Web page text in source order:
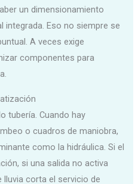
un dimensionamiento
integrada. Eso no siempre se
A veces exige
componentes para
tubería. Cuando hay
o cuadros de maniobra,
como la hidráulica. Si el
si una salida no activa
corta el servicio de